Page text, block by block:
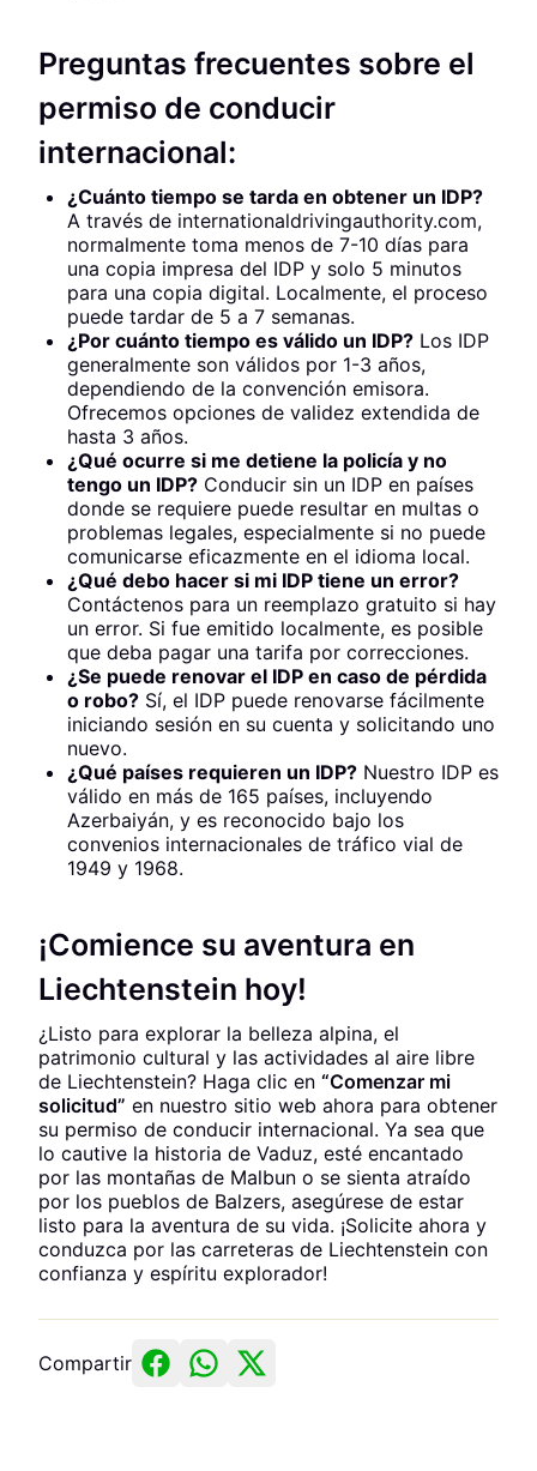
Preguntas frecuentes sobre el
permiso de conducir
internacional:
¿Cuánto tiempo se tarda en obtener un IDP?
A través de internationaldrivingauthority.com,
normalmente toma menos de 7-10 días para
una copia impresa del IDP y solo 5 minutos
para una copia digital. Localmente, el proceso
puede tardar de 5 a 7 semanas.
¿Por cuánto tiempo es válido un IDP? Los IDP
generalmente son válidos por 1-3 años,
dependiendo de la convención emisora.
Ofrecemos opciones de validez extendida de
hasta 3 años.
¿Qué ocurre si me detiene la policía y no
tengo un IDP? Conducir sin un IDP en países
donde se requiere puede resultar en multas o
problemas legales, especialmente si no puede
comunicarse eficazmente en el idioma local.
¿Qué debo hacer si mi IDP tiene un error?
Contáctenos para un reemplazo gratuito si hay
un error. Si fue emitido localmente, es posible
que deba pagar una tarifa por correcciones.
¿Se puede renovar el IDP en caso de pérdida
o robo? Sí, el IDP puede renovarse fácilmente
iniciando sesión en su cuenta y solicitando uno
nuevo.
¿Qué países requieren un IDP? Nuestro IDP es
válido en más de 165 países, incluyendo
Azerbaiyán, y es reconocido bajo los
convenios internacionales de tráfico vial de
1949 y 1968.
¡Comience su aventura en
Liechtenstein hoy!
¿Listo para explorar la belleza alpina, el
patrimonio cultural y las actividades al aire libre
de Liechtenstein? Haga clic en “Comenzar mi
solicitud” en nuestro sitio web ahora para obtener
su permiso de conducir internacional. Ya sea que
lo cautive la historia de Vaduz, esté encantado
por las montañas de Malbun o se sienta atraído
por los pueblos de Balzers, asegúrese de estar
listo para la aventura de su vida. ¡Solicite ahora y
conduzca por las carreteras de Liechtenstein con
confianza y espíritu explorador!
Compartir